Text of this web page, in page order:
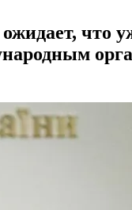
что